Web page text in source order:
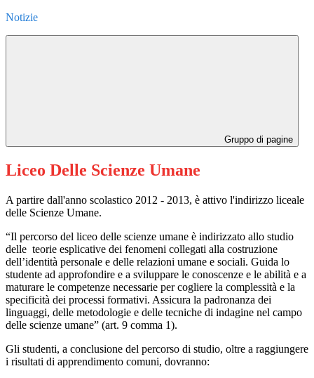
Notizie
Gruppo di pagine
Liceo Delle Scienze Umane
A partire dall'anno scolastico 2012 - 2013, è attivo l'indirizzo liceale
delle Scienze Umane.
“Il percorso del liceo delle scienze umane è indirizzato allo studio
delle teorie esplicative dei fenomeni collegati alla costruzione
dell’identità personale e delle relazioni umane e sociali. Guida lo
studente ad approfondire e a sviluppare le conoscenze e le abilità e a
maturare le competenze necessarie per cogliere la complessità e la
specificità dei processi formativi. Assicura la padronanza dei
linguaggi, delle metodologie e delle tecniche di indagine nel campo
delle scienze umane” (art. 9 comma 1).
Gli studenti, a conclusione del percorso di studio, oltre a raggiungere
i risultati di apprendimento comuni, dovranno: